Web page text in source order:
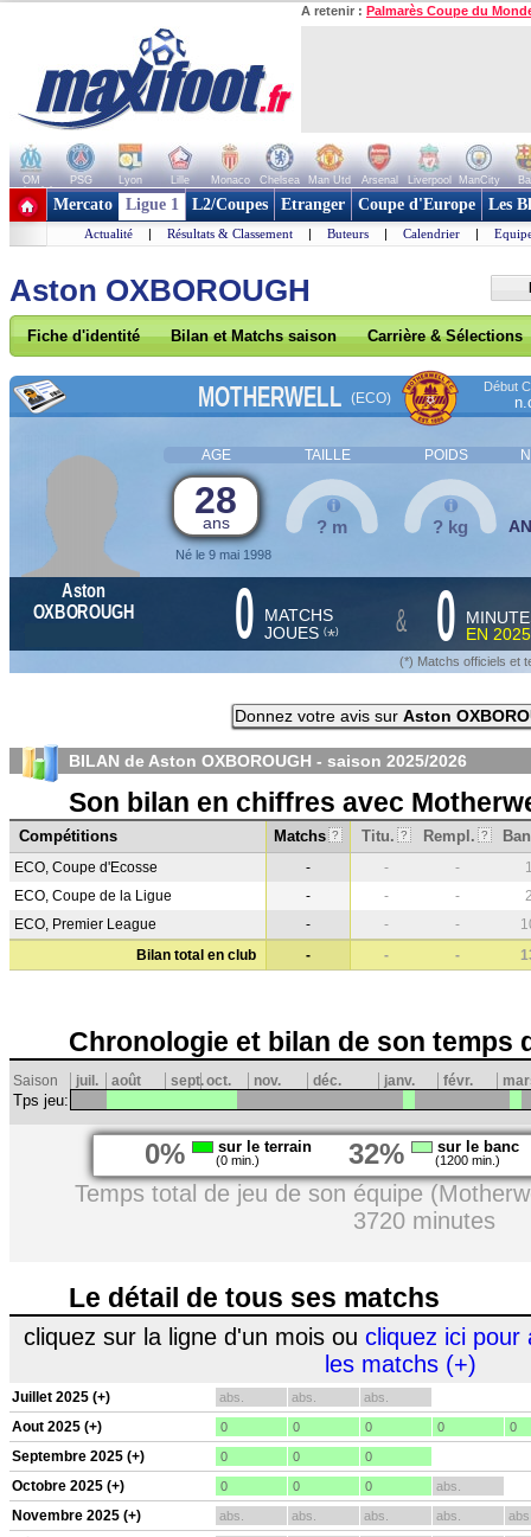
A retenir : Palmarès Coupe du
OM PSG Lyon Lille Monaco Chelsea Man Utd Arsenal Liverpool ManCity
+ de clubs
Mercato Ligue 1 L2/Coupes Etranger Coupe d'Europe Les
Actualité | Résultats & Classement | Buteurs | Calendrier |
Aston OXBOROUGH
Fiche d'identité Bilan et Matchs saison Carrière & Sélections
MOTHERWELL (ECO)
Début
AGE TAILLE POIDS
28
ans
Né le 9 mai 1998
? m ? kg
Aston
OXBOROUGH
0 MATCHS
JOUES (*) & 0
EN
(*) Matchs officiels et
Donnez votre avis sur Aston
BILAN de Aston OXBOROUGH - saison 2025/2026
Son bilan en chiffres avec
Compétitions Matchs ? Titu. ? Rempl. ?
ECO, Coupe d'Ecosse - - -
ECO, Coupe de la Ligue
- - -
ECO, Premier League
- - -
Bilan total en club
- - -
Chronologie et bilan de son temps
Saison juil. août sept.oct. nov. déc. janv. févr.
Tps jeu:
0% sur le terrain
(0 min.) 32% sur le banc
(1200 min.)
Temps total de jeu de son équipe
3720 minutes
Le détail de tous ses matchs
cliquez sur la ligne d'un mois ou cliquez ici pour
les matchs (+)
Juillet 2025 (+) abs. abs. abs.
Aout 2025 (+) 0 0 0 0 0
Septembre 2025 (+) 0 0 0
Octobre 2025 (+) 0 0 0 abs.
Novembre 2025 (+) abs. abs. abs. abs.